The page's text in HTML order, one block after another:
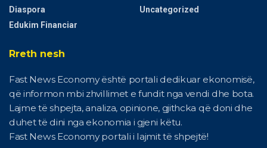
Diaspora
Edukim Financiar
Uncategorized
Rreth nesh
Fast News Economy është portali dedikuar ekonomisë,
që informon mbi zhvillimet e fundit nga vendi dhe bota.
Lajme të shpejta, analiza, opinione, gjithcka që doni dhe
duhet të dini nga ekonomia i gjeni këtu.
Fast News Economy portali i lajmit të shpejtë!